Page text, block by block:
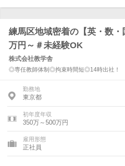
練馬区地域密着の【英・数
万円～＃未経験OK
株式会社教学舎
◎専任教師体制◎拘束時間短◎14時出社！
勤務地
東京都
初年度年収
350万～500万円
雇用形態
正社員